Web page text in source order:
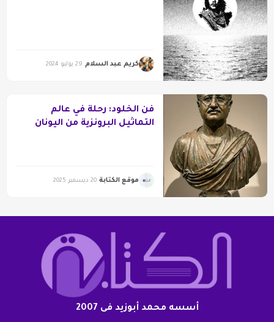
كريم عبد السلام 29 يوليو 2024
فن الخلود: رحلة في عالم
التماثيل البرونزية من اليونان
موقع الكتابة 20 ديسمبر 2025
أسسه محمد أبوزيد فى 2007